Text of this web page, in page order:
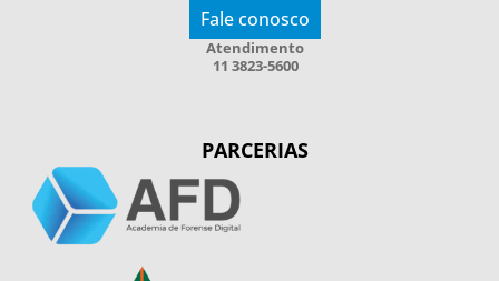
Fale conosco
Atendimento
11 3823-5600
PARCERIAS